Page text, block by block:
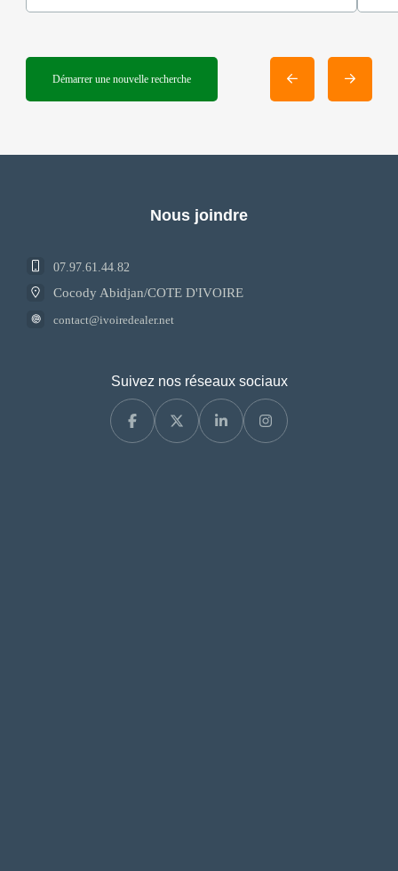
Démarrer une nouvelle recherche
Nous joindre
07.97.61.44.82
Cocody Abidjan/COTE D'IVOIRE
contact@ivoiredealer.net
Suivez nos réseaux sociaux